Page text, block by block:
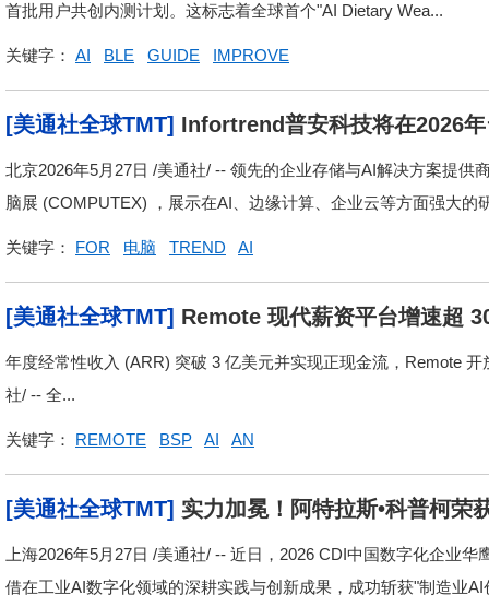
首批用户共创内测计划。这标志着全球首个"AI Dietary Wea...
关键字： AI BLE GUIDE IMPROVE
[美通社全球TMT] Infortrend普安科技将在2026
代AI基础设施
北京2026年5月27日 /美通社/ -- 领先的企业存储与AI解决方案提供
脑展 (COMPUTEX) ，展示在AI、边缘计算、企业云等方面强大的
关键字： FOR 电脑 TREND AI
[美通社全球TMT] Remote 现代薪资平台增速超
全新发展阶段
年度经常性收入 (ARR) 突破 3 亿美元并实现正现金流，Remote
社/ -- 全...
关键字： REMOTE BSP AI AN
[美通社全球TMT] 实力加冕！阿特拉斯•科普柯荣
上海2026年5月27日 /美通社/ -- 近日，2026 CDI中国数字化企业
借在工业AI数字化领域的深耕实践与创新成果，成功斩获"制造业AI